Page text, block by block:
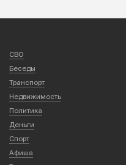
СВО
Беседы
Транспорт
Недвижимость
Политика
Деньги
Спорт
Афиша